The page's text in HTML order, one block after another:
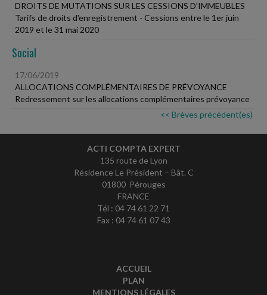
DROITS DE MUTATIONS SUR LES CESSIONS D'IMMEUBLES
Tarifs de droits d'enregistrement - Cessions entre le 1er juin
2019 et le 31 mai 2020
Social
17/06/2019
ALLOCATIONS COMPLÉMENTAIRES DE PRÉVOYANCE
Redressement sur les allocations complémentaires prévoyance
<< Brèves précédent(es)
ACTI COMPTA EXPERT
135 route de Lyon
Résidence Le Président – Bât. C
01800 Pérouges
FRANCE
Tél : 04 74 61 22 71
Fax : 04 74 61 07 43
ACCUEIL
PLAN
MENTIONS LÉGALES